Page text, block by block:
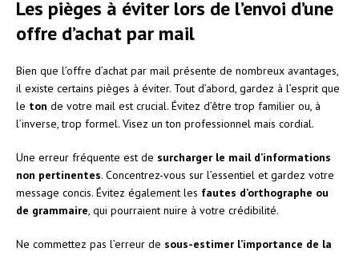
Les pièges à éviter lors de l’envoi d’une
offre d’achat par mail
Bien que l’offre d’achat par mail présente de nombreux avantages,
il existe certains pièges à éviter. Tout d’abord, gardez à l’esprit que
le ton de votre mail est crucial. Évitez d’être trop familier ou, à
l’inverse, trop formel. Visez un ton professionnel mais cordial.
Une erreur fréquente est de surcharger le mail d’informations
non pertinentes. Concentrez-vous sur l’essentiel et gardez votre
message concis. Évitez également les fautes d’orthographe ou
de grammaire , qui pourraient nuire à votre crédibilité.
Ne commettez pas l’erreur de sous-estimer l’importance de la